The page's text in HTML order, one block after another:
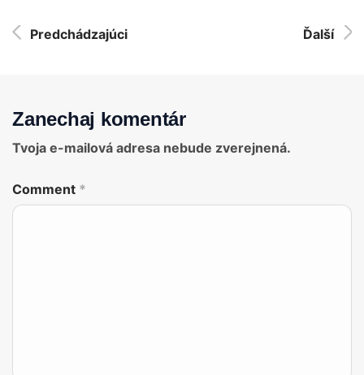
Predchádzajúci Ďalší
Zanechaj komentár
Tvoja e-mailová adresa nebude zverejnená.
Comment *